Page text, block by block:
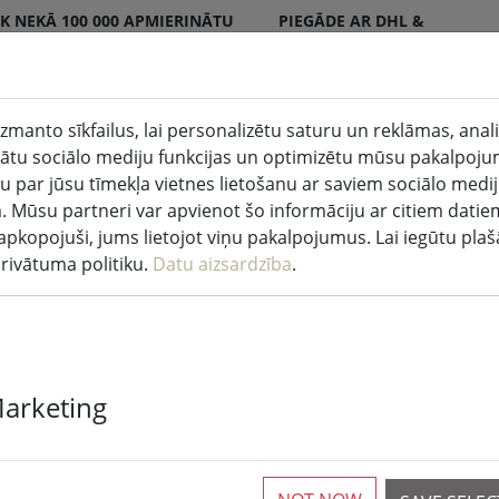
NEKĀ 100 000 APMIERINĀTU
PIEGĀDE AR DHL &
iekštelpās un ārpus
Virtuve un
pārtika
Pasaku gaismas
Sirius Tech-
gaismas
100 LED silti
sīkfailus, lai personalizētu saturu un reklāmas,
sociālo mediju funkcijas un optimizētu mūsu
par jūsu tīmekļa vietnes lietošanu ar saviem sociālo
Mūsu partneri var apvienot šo informāciju ar citiem
jums lietojot viņu pakalpojumus. Lai iegūtu
politiku. Datu aizsardzība.